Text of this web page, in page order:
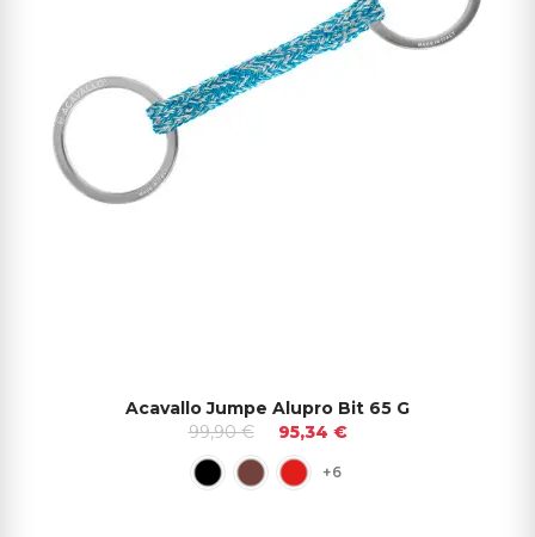
Acavallo Jumpe Alupro Bit 65 G
99,90 €
95,34 €
+6